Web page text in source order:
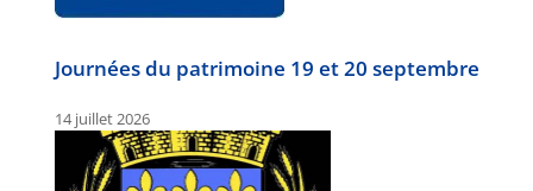
Journées du patrimoine 19 et 20 septembre
14 juillet 2026